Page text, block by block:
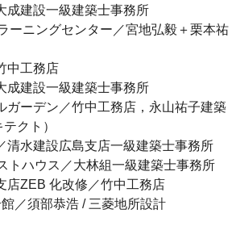
成建設一級建築士事務所
ーニングセンター／宮地弘毅＋栗本祐
中工務店
成建設一級建築士事務所
ガーデン／竹中工務店，永山祐子建築
クト）
清水建設広島支店一級建築士事務所
トハウス／大林組一級建築士事務所
店ZEB 化改修／竹中工務店
／須部恭浩 / 三菱地所設計